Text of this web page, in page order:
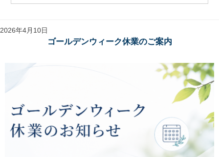
2026年4月10日
ゴールデンウィーク休業のご案内